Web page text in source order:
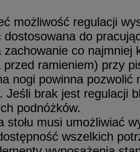
możliwość regulacji
dostosowana do
zachowanie co najmniej
przed ramieniem) przy
nogi powinna pozwolić
Jeśli brak jest regulacji
podnóżków.
stołu musi umożliwiać
wszelkich